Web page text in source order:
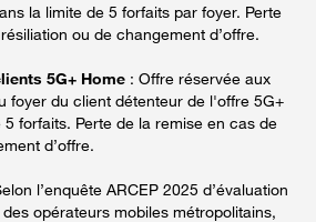
la limite de 5 forfaits par foyer. Perte
ou de changement d’offre.
5G+ Home : Offre réservée aux
foyer du client détenteur de l'offre 5G+
forfaits. Perte de la remise en cas de
d’offre.
l’enquête ARCEP 2025 d’évaluation
opérateurs mobiles métropolitains,